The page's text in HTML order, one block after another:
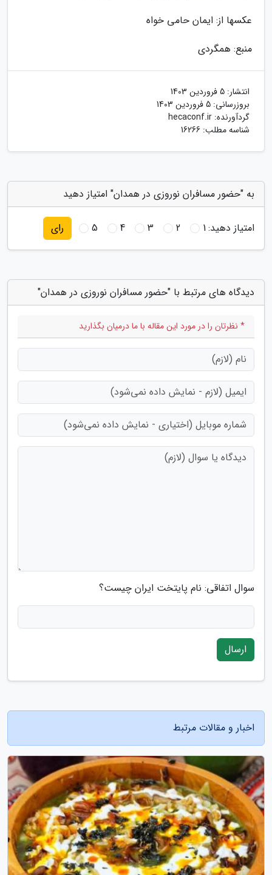
عکسها از: ایمان حامی خواه
منبع: همگردی
انتشار: 5 فروردین 1403
بروزرسانی: 5 فروردین 1403
گردآورنده: hecaconf.ir
شناسه مطلب: 16266
به "حضور مسافران نوروزی در همدان" امتیاز دهید
امتیاز دهید:1
2
3
4
5 رای
دیدگاه های مرتبط با "حضور مسافران نوروزی در همدان"
* نظرتان را در مورد این مقاله با ما درمیان بگذارید
سوال اتفاقی: نام پایتخت ایران چیست؟
ارسال
اخبار و مقالات مرتبط